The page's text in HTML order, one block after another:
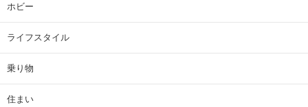
ホビー
ライフスタイル
乗り物
住まい